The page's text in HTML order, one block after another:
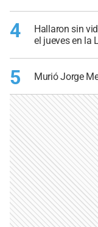
4
Hallaron sin
el jueves en la
5 Murió Jorge